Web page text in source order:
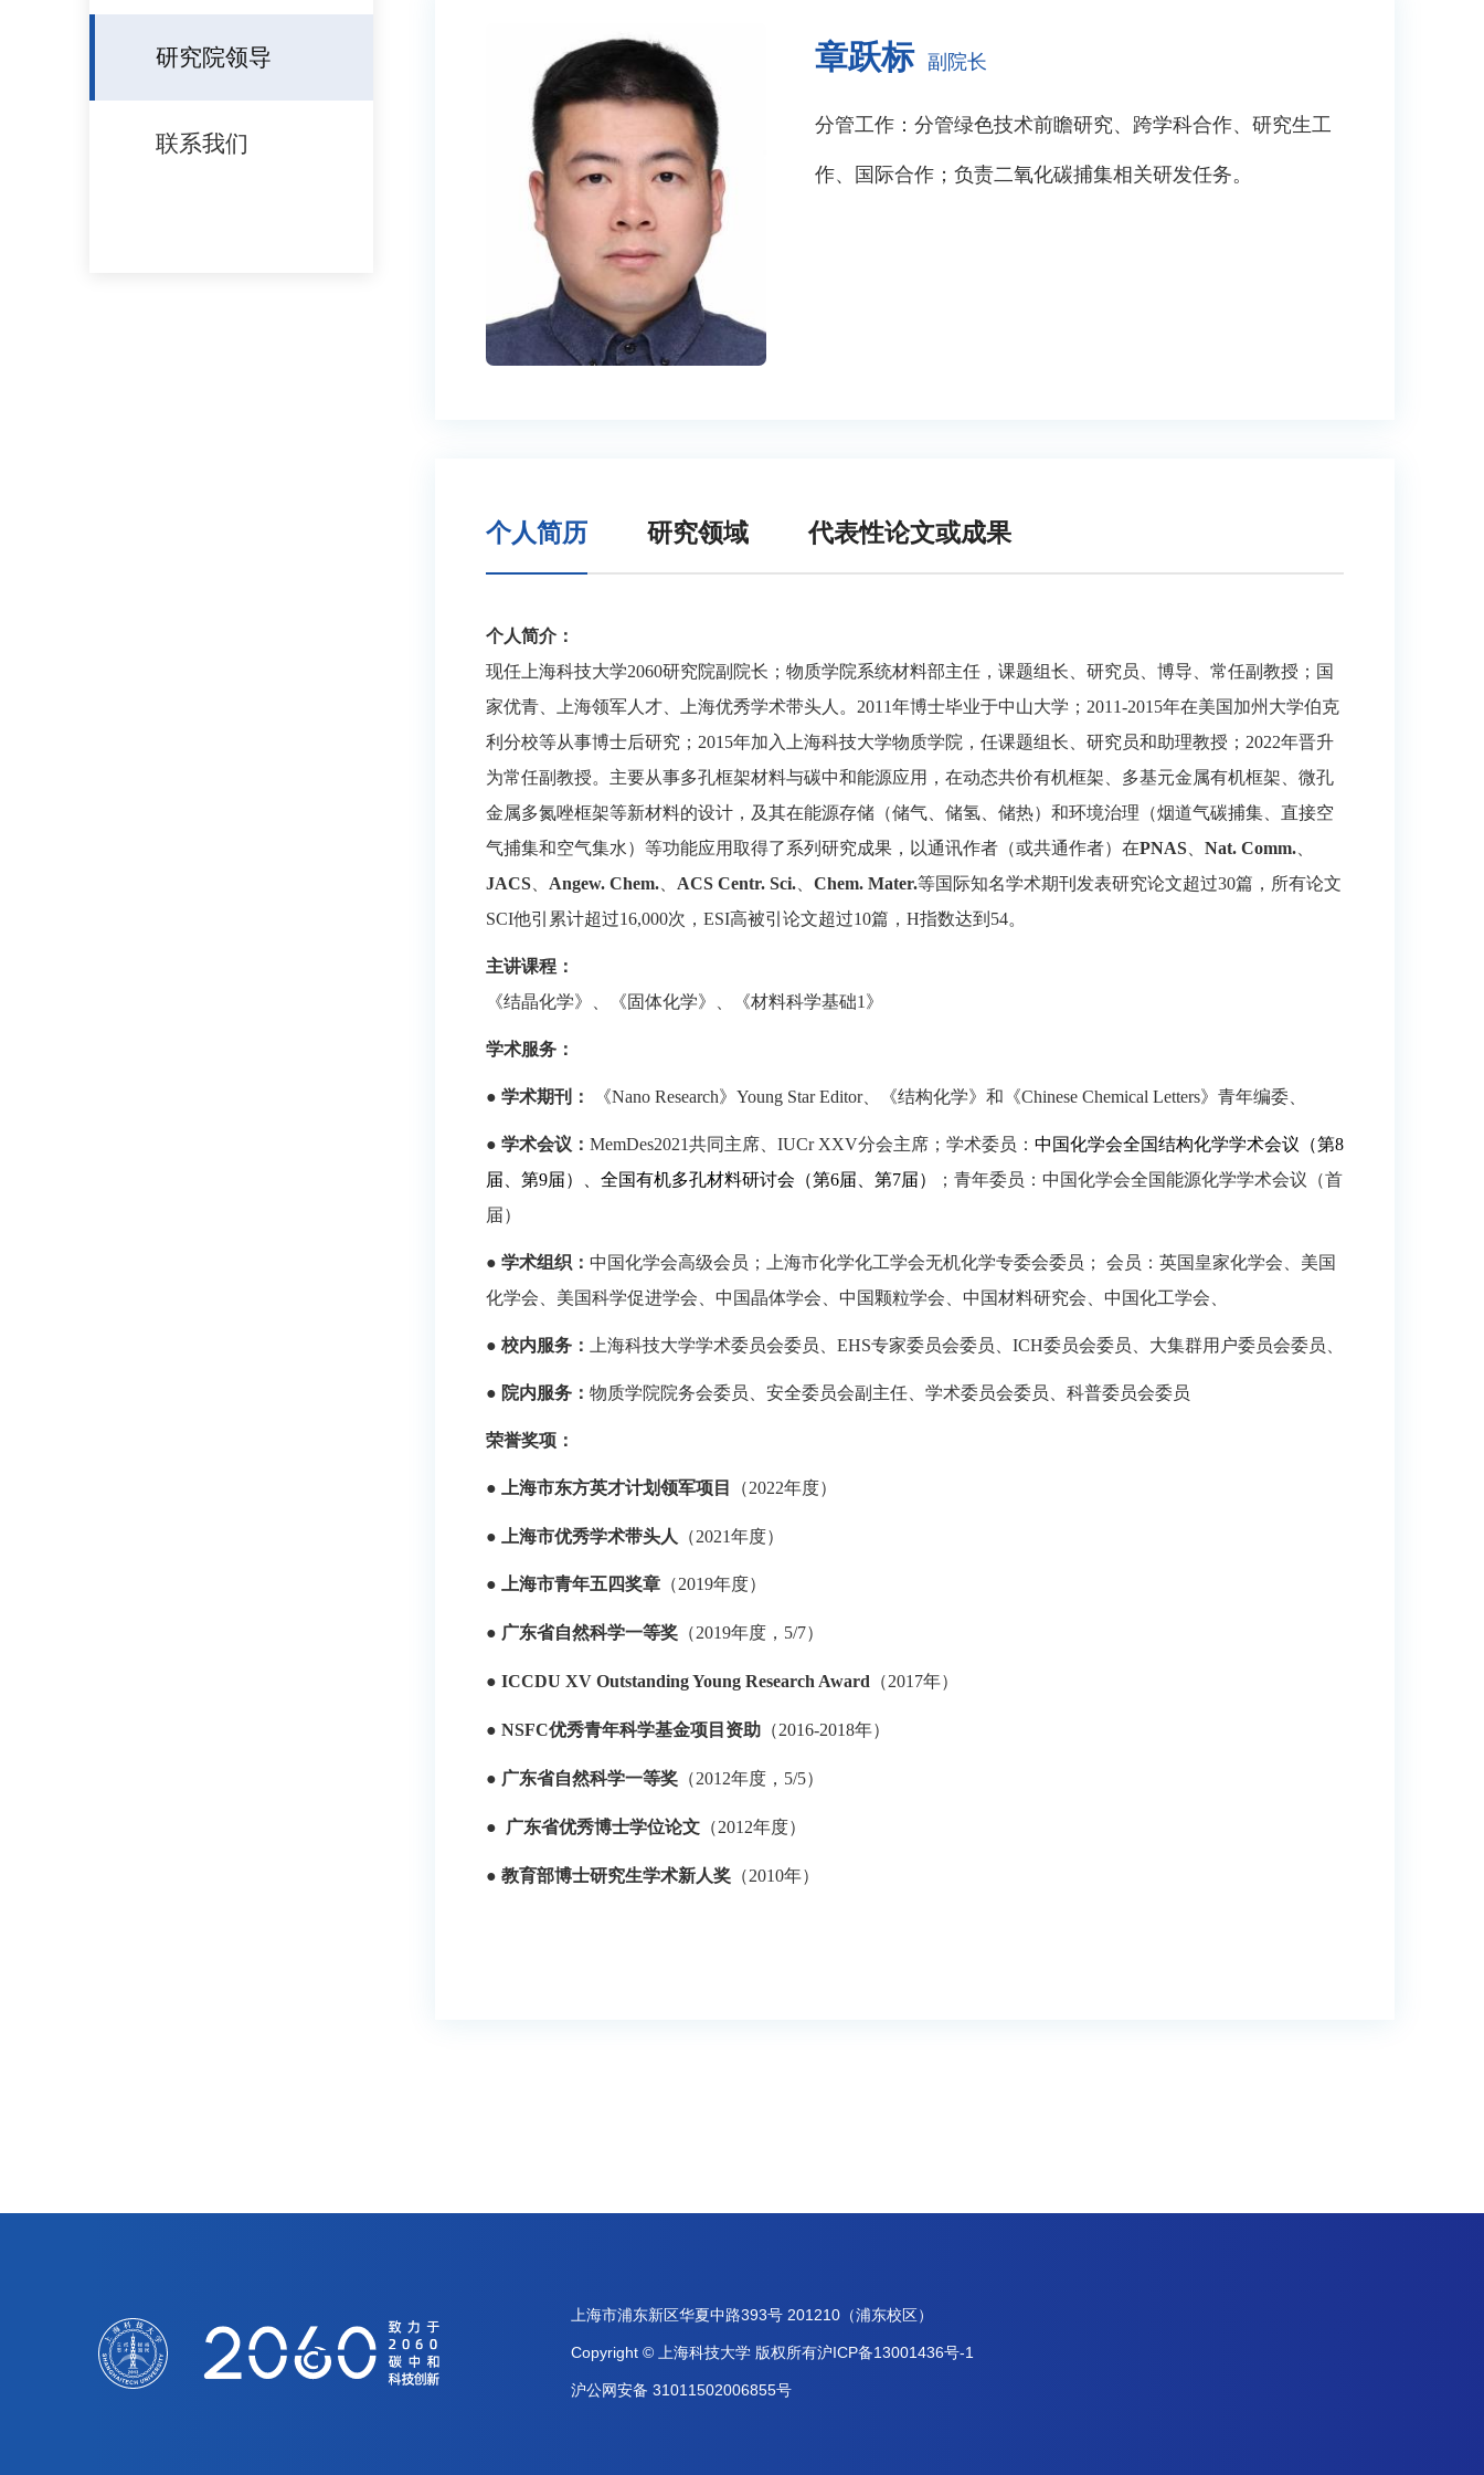
研究院领导
联系我们
章跃标 副院长
分管工作：分管绿色技术前瞻研究、跨学科合作、研究生工
作、国际合作；负责二氧化碳捕集相关研发任务。
个人简历 研究领域 代表性论文或成果
个人简介：
现任上海科技大学2060研究院副院长；物质学院系统材料部主任，课题组长、研究员、博导、常任副教授；国
家优青、上海领军人才、上海优秀学术带头人。2011年博士毕业于中山大学；2011-2015年在美国加州大学伯克
利分校等从事博士后研究；2015年加入上海科技大学物质学院，任课题组长、研究员和助理教授；2022年晋升
为常任副教授。主要从事多孔框架材料与碳中和能源应用，在动态共价有机框架、多基元金属有机框架、微孔
金属多氮唑框架等新材料的设计，及其在能源存储（储气、储氢、储热）和环境治理（烟道气碳捕集、直接空
气捕集和空气集水）等功能应用取得了系列研究成果，以通讯作者（或共通作者）在PNAS、 Nat. Comm.、
JACS、 Angew. Chem.、 ACS Centr. Sci.、 Chem. Mater.等国际知名学术期刊发表研究论文超过30篇，所有论文
SCI他引累计超过16,000次，ESI高被引论文超过10篇，H指数达到54。
主讲课程：
《结晶化学》、《固体化学》、《材料科学基础1》
学术服务：
● 学术期刊： 《Nano Research》 Young Star Editor、《结构化学》和 《Chinese Chemical Letters》 青年编委、
● 学术会议： MemDes2021共同主席、 IUCr XXV分会主席； 学术委员： 中国化学会全国结构化学学术会议（第8
届
第9届）、 全国有机多孔材料研讨会（第6届 、第7届） ； 青年委员： 中国化学会全国能源化学学术会议（首
届）
● 学术组织： 中国化学会高级会员 ； 上海市化学化工学会无机化学专委会委员 ； 会员： 英国皇家化学会
美国
化学会
美国科学促进学会 中国晶体学会 中国颗粒学会 中国材料研究会 中国化工学会
● 校内服务： 上海科技大学学术委员会委员、 EHS专家委员会委员、 ICH委员会委员、大集群用户委员会委员、
● 院内服务： 物质学院院务会委员、 安全委员会副主任、学术委员会委员、科普委员会委员
荣誉奖项：
● 上海市东方英才计划领军项目 （2022年度）
● 上海市优秀学术带头人 （2021年度）
● 上海市青年五四奖章（2019年度）
● 广东省自然科学一等奖（2019年度， 5/7）
● ICCDU XV Outstanding Young Research Award （2017年）
● NSFC优秀青年科学基金项目资助（2016-2018年）
● 广东省自然科学一等奖（2012年度， 5/5）
● 广东省优秀博士学位论文（2012年度）
● 教育部博士研究生学术新人奖（2010年）
上海市浦东新区华夏中路393号 201210（浦东校区）
Copyright © 上海科技大学 版权所有沪ICP备13001436号-1
沪公网安备 31011502006855号